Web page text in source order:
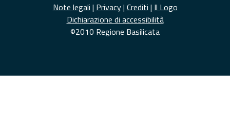
Note legali | Privacy| Crediti | Il Logo
Dichiarazione di accessibilità
©2010 Regione Basilicata